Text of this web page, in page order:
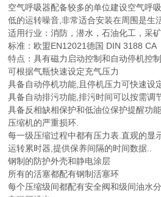
空气呼吸器配备较多的单位建设空气呼
低的运转噪音,非常适合安装在周围是生
适用行业：消防，潜水，石油化工，采
标准：欧盟EN12021德国 DIN 3188 CA
特点：具有磁力启动控制和自动停机控制
可根据气瓶快速设定充气压力
具备自动停机功能,且停机压力可快速设
具备自动排污功能,排污时间可以按需调
具备反相缺相保护和低油位保护提醒功
压缩机的严重损环.
每一级压缩过程中都有压力表.直观的显
运转累时器,提供保养间隔的时间数据..
钢制的防护外壳和静电涂层
所有的活塞都配有钢制活塞环
每个压缩级间都配有安全阀和级间油水